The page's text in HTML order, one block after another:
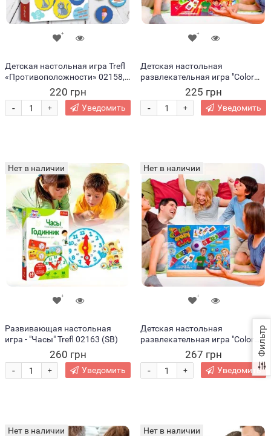
Фильтр
Детская настольная игра Trefl
«Противоположности» 02158,
серия АБВГДейка (SB)
220 грн
+
- Уведомить
Детская настольная
развлекательная игра "Color
Crazy Cups" укр (IGR24)
225 грн
+
- Уведомить
Нет в наличии
Развивающая настольная
игра - "Часы" Trefl 02163 (SB)
260 грн
+
- Уведомить
Нет в наличии
Детская настольная
развлекательная игра "Color
Crazy Cups" рус (IGR24)
267 грн
+
- Уведомить
Нет в наличии Нет в наличии